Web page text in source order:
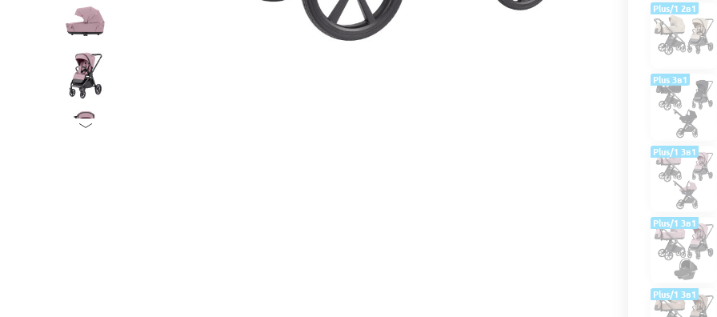
Plus/1 2в1
Plus 3в1
Plus/1 3в1
Plus/1 3в1
Plus/1 3в1